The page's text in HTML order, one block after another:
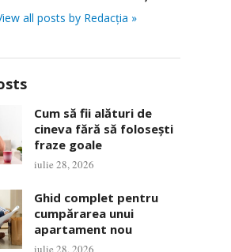
all posts by Redacția »
Cum să fii alături de
cineva fără să folosești
fraze goale
iulie 28, 2026
Ghid complet pentru
cumpărarea unui
apartament nou
iulie 28, 2026